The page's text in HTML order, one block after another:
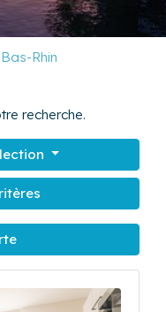
Bas-Rhin
recherche.